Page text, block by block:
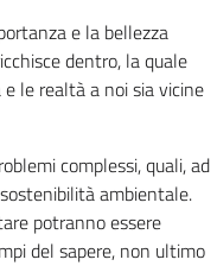
e la bellezza
dentro, la quale
le realtà a noi sia vicine
complessi, quali, ad
ambientale.
potranno essere
del sapere, non ultimo